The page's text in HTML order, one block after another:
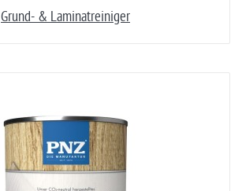
Grund- & Laminatreiniger